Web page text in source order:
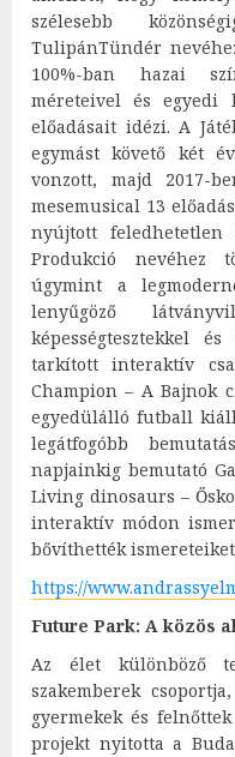
szélesebb
TulipánTündér
100%-ban hazai
méreteivel és egyedi
előadásait idézi. A
egymást követő két
vonzott, majd 2017-
mesemusical 13
nyújtott feledhetetlen
Produkció nevéhez
úgymint a
lenyűgöző
képességtesztekkel
tarkított interaktív
Champion – A Bajnok
egyedülálló futball
legátfogóbb
napjainkig bemutató
Living dinosaurs –
interaktív módon
bővíthették
https://
Future Park: A közös
Az élet különböző
szakemberek
gyermekek és
projekt nyitotta a